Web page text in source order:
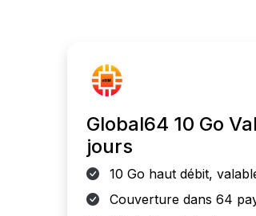
Global64 10 Go
jours
10 Go haut débit,
Couverture dans 64